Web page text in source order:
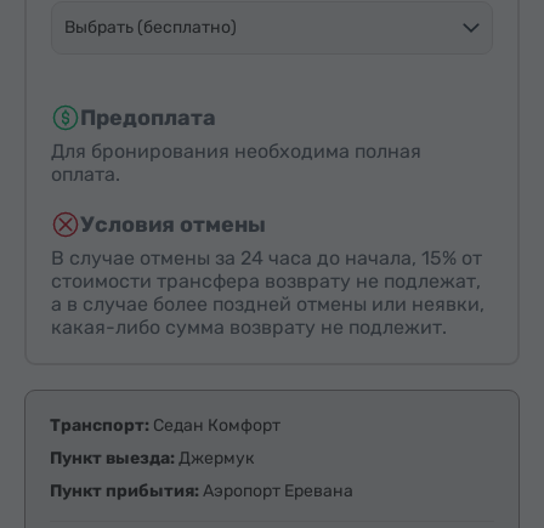
Выбрать (бесплатно)
Предоплата
Для бронирования необходима полная
оплата.
Условия отмены
В случае отмены за 24 часа до начала, 15% от
стоимости трансфера возврату не подлежат,
а в случае более поздней отмены или неявки,
какая-либо сумма возврату не подлежит.
Транспорт: Седан Комфорт
Пункт выезда: Джермук
Пункт прибытия: Аэропорт Еревана